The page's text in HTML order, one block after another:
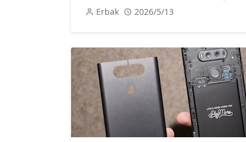
Erbak 2026/5/13